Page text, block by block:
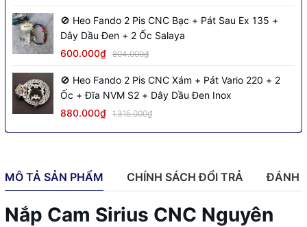
🚫 Heo Fando 2 Pis CNC Bạc + Pát Sau Ex 135 +
Dây Dầu Đen + 2 Ốc Salaya
600.000₫ 804.000₫
🚫 Heo Fando 2 Pis CNC Xám + Pát Vario 220 + 2
Ốc + Đĩa NVM S2 + Dây Dầu Đen Inox
880.000₫ 1.315.000₫
MÔ TẢ SẢN PHẨM CHÍNH SÁCH ĐỔI TRẢ ĐÁNH
Nắp Cam Sirius CNC Nguyên